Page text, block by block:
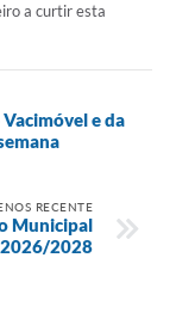
a curtir esta
e da
RECENTE
Municipal
2026/2028